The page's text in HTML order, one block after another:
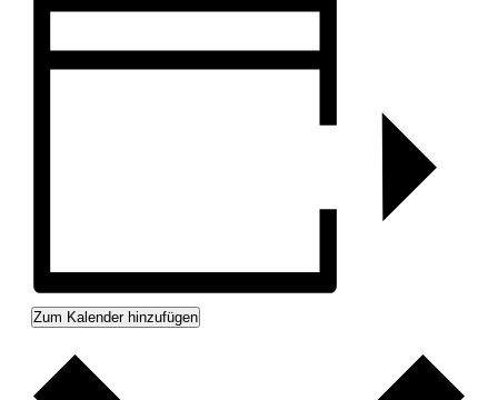
Zum Kalender hinzufügen